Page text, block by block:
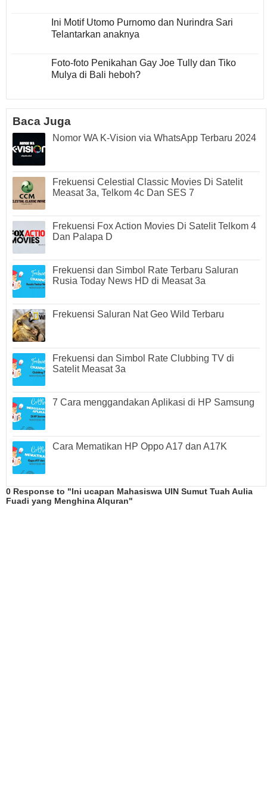
Ini Motif Utomo Purnomo dan Nurindra Sari
Telantarkan anaknya
Foto-foto Penikahan Gay Joe Tully dan Tiko
Mulya di Bali heboh?
Baca Juga
Nomor WA K-Vision via WhatsApp Terbaru 2024
Frekuensi Celestial Classic Movies Di Satelit
Measat 3a, Telkom 4c Dan SES 7
Frekuensi Fox Action Movies Di Satelit Telkom 4
Dan Palapa D
Frekuensi dan Simbol Rate Terbaru Saluran
Rusia Today News HD di Measat 3a
Frekuensi Saluran Nat Geo Wild Terbaru
Frekuensi dan Simbol Rate Clubbing TV di
Satelit Measat 3a
7 Cara menggandakan Aplikasi di HP Samsung
Cara Mematikan HP Oppo A17 dan A17K
0 Response to "Ini ucapan Mahasiswa UIN Sumut Tuah Aulia
Fuadi yang Menghina Alquran"